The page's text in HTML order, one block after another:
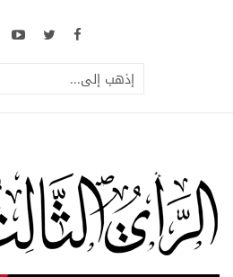
إذهب إلى...